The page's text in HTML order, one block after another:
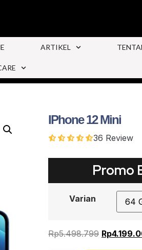
ARTIKEL
IPhone 12 Mini
36 Review
Promo
Varian
Rp5.498.799 Rp